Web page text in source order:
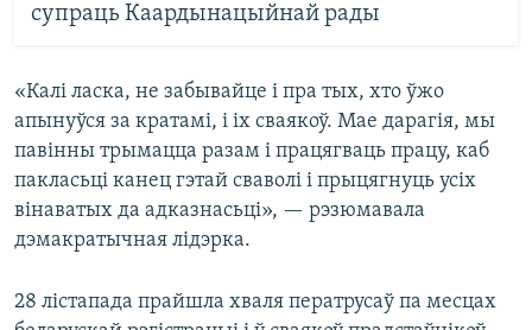
супраць Каардынацыйнай рады
«Калі ласка, не забывайце і пра тых, хто ўжо
апынуўся за кратамі, і іх сваякоў. Мае дарагія, мы
павінны трымацца разам і працягваць працу, каб
пакласьці канец гэтай сваволі і прыцягнуць усіх
вінаватых да адказнасьці», — рэзюмавала
дэмакратычная лідэрка.
28 лістапада прайшла хваля ператрусаў па месцах